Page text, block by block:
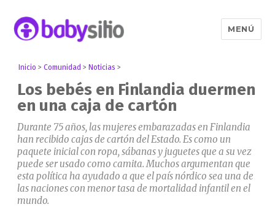
MENÚ
Inicio >Comunidad > Noticias >
Los bebés en Finlandia duermen
en una caja de cartón
Durante 75 años, las mujeres embarazadas en Finlandia
han recibido cajas de cartón del Estado. Es como un
paquete inicial con ropa, sábanas y juguetes que a su vez
puede ser usado como camita. Muchos argumentan que
esta política ha ayudado a que el país nórdico sea una de
las naciones con menor tasa de mortalidad infantil en el
mundo.